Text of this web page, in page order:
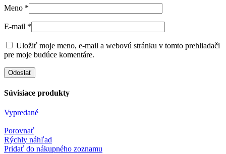
Meno *
E-mail *
Uložiť moje meno, e-mail a webovú stránku v tomto prehliadači
pre moje budúce komentáre.
Súvisiace produkty
Vypredané
Porovnať
Rýchly náhľad
Pridať do nákupného zoznamu